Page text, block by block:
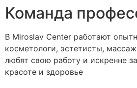
Команда
В Miroslav Сenter работают
косметологи, эстетисты,
любят свою работу и искренне
красоте и здоровье